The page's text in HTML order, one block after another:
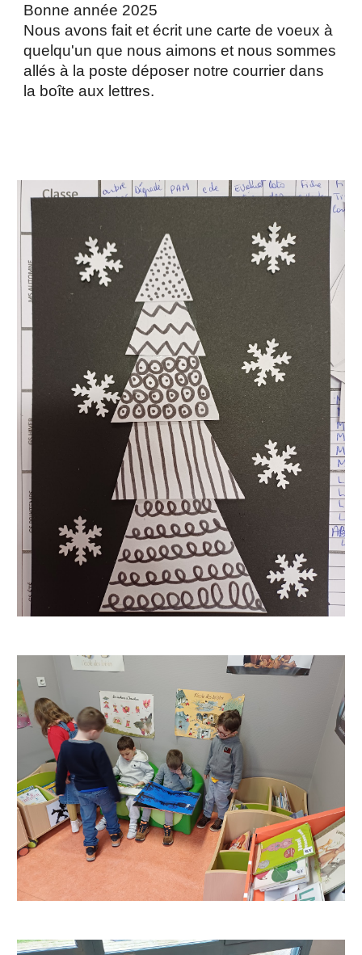
Bonne année 2025
Nous avons fait et écrit une carte de voeux à
quelqu'un que nous aimons et nous sommes
allés à la poste déposer notre courrier dans
la boîte aux lettres.